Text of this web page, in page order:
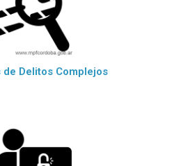
de Delitos Complejos